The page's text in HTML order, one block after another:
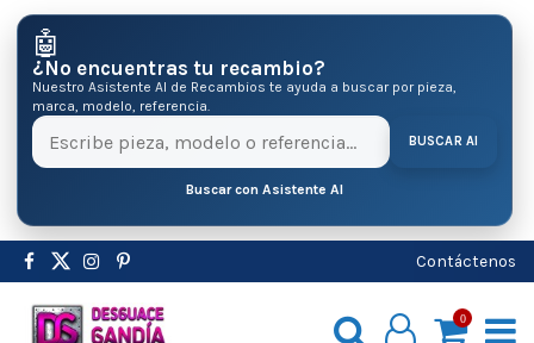
🤖
¿No encuentras tu recambio?
Nuestro Asistente AI de Recambios te ayuda a buscar por pieza,
marca, modelo, referencia.
BUSCAR AI
Buscar con Asistente AI
Contáctenos
0